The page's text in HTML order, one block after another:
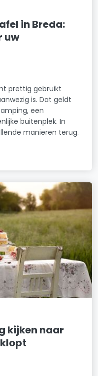
in Breda:
uw
prettig gebruikt
is. Dat geldt
een
buitenplek. In
manieren terug.
kijken naar